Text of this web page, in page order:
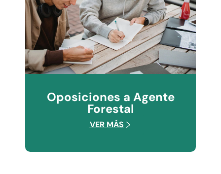
Oposiciones a Agente
Forestal
VER MÁS